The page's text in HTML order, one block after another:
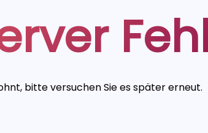
bitte versuchen Sie es später erneut.